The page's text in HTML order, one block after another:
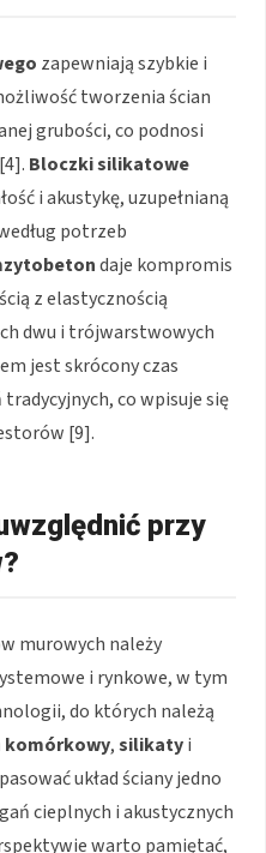
zapewniają szybkie i
tworzenia ścian
grubości, co podnosi
Bloczki silikatowe
i akustykę, uzupełnianą
potrzeb
daje kompromis
z elastycznością
dwu i trójwarstwowych
jest skrócony czas
co wpisuje się
[9].
przy
murowych należy
i rynkowe, w tym
do których należą
komórkowy,silikatyi
układ ściany jedno
cieplnych i akustycznych
warto pamiętać,